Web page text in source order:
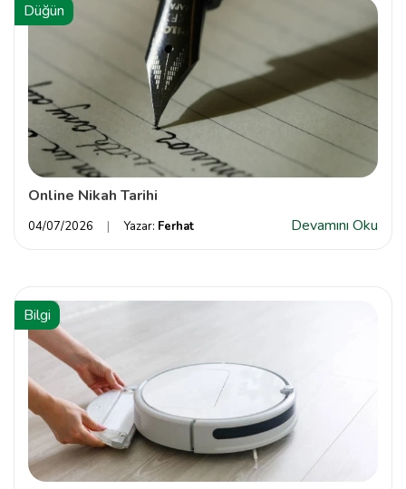
Düğün
Online Nikah Tarihi
04/07/2026 Yazar: Ferhat Devamını Oku
Bilgi